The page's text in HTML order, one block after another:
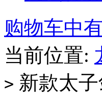
购物车中
当前位置:
> 新款太